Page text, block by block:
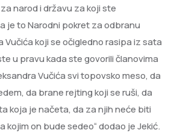
narod i državu za koji ste
je to Narodni pokret za odbranu
Vučića koji se očigledno rasipa iz sata
u pravu kada ste govorili članovima
Vučića svi topovsko meso, da
da brane rejting koji se ruši, da
koja je načeta, da za njih neće biti
kojim on bude sedeo“ dodao je Jekić.